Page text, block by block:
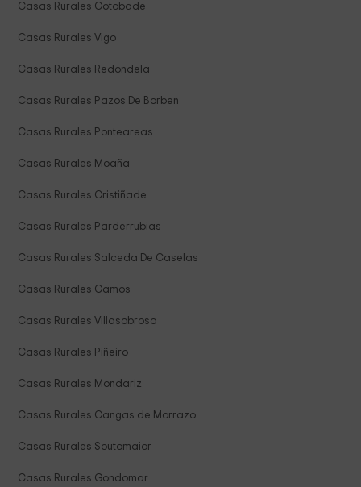
Casas Rurales Cotobade
Casas Rurales Vigo
Casas Rurales Redondela
Casas Rurales Pazos De Borben
Casas Rurales Ponteareas
Casas Rurales Moaña
Casas Rurales Cristiñade
Casas Rurales Parderrubias
Casas Rurales Salceda De Caselas
Casas Rurales Camos
Casas Rurales Villasobroso
Casas Rurales Piñeiro
Casas Rurales Mondariz
Casas Rurales Cangas de Morrazo
Casas Rurales Soutomaior
Casas Rurales Gondomar